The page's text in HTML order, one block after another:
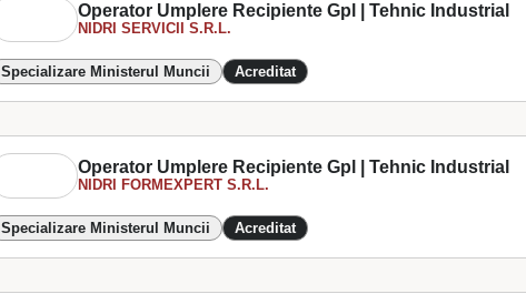
Operator Umplere Recipiente Gpl | Tehnic Industrial
NIDRI SERVICII S.R.L.
Specializare Ministerul Muncii Acreditat
Operator Umplere Recipiente Gpl | Tehnic Industrial
NIDRI FORMEXPERT S.R.L.
Specializare Ministerul Muncii Acreditat